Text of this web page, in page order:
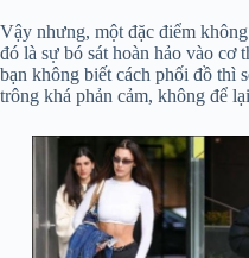
Vậy nhưng, một đặc điểm
đó là sự bó sát hoàn hảo vào cơ
bạn không biết cách phối đồ thì
trông khá phản cảm, không để